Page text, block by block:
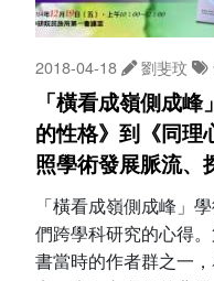
2018-04-18 劉斐玟
「橫看成嶺側成
的性格》到《同理
照學術發展脈流、
「橫看成嶺側成峰」
們跨學科研究的心得
書當時的作者群之一